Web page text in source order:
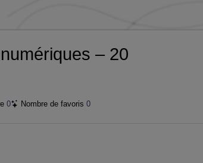
– 20
0 Nombre de favoris 0